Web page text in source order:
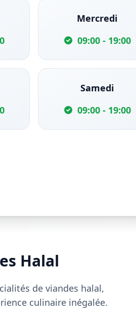
Mercredi
09:00 - 19:00
Samedi
09:00 - 19:00
Halal
de viandes halal,
culinaire inégalée.